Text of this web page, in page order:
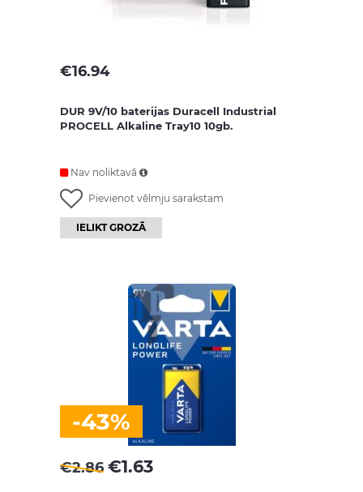
€16.94
DUR 9V/10 baterijas Duracell Industrial
PROCELL Alkaline Tray10 10gb.
Nav noliktavā
Pievienot vēlmju sarakstam
IELIKT GROZĀ
-43%
€2.86 €1.63